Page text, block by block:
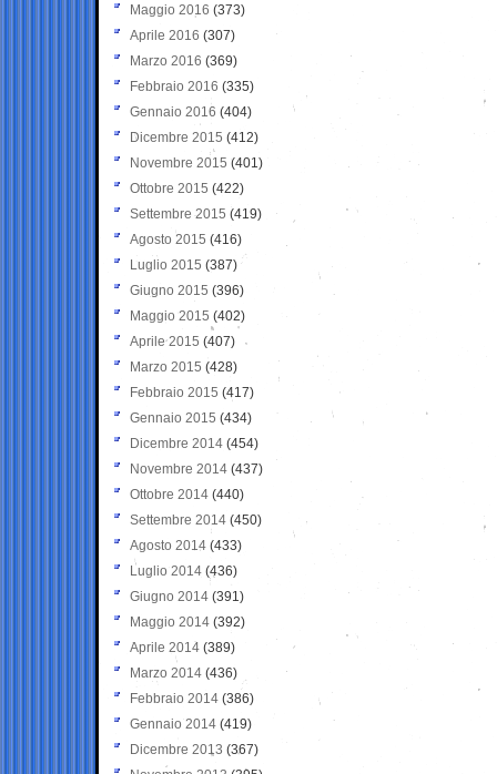
Maggio 2016 (373)
Aprile 2016 (307)
Marzo 2016 (369)
Febbraio 2016 (335)
Gennaio 2016 (404)
Dicembre 2015 (412)
Novembre 2015 (401)
Ottobre 2015 (422)
Settembre 2015 (419)
Agosto 2015 (416)
Luglio 2015 (387)
Giugno 2015 (396)
Maggio 2015 (402)
Aprile 2015 (407)
Marzo 2015 (428)
Febbraio 2015 (417)
Gennaio 2015 (434)
Dicembre 2014 (454)
Novembre 2014 (437)
Ottobre 2014 (440)
Settembre 2014 (450)
Agosto 2014 (433)
Luglio 2014 (436)
Giugno 2014 (391)
Maggio 2014 (392)
Aprile 2014 (389)
Marzo 2014 (436)
Febbraio 2014 (386)
Gennaio 2014 (419)
Dicembre 2013 (367)